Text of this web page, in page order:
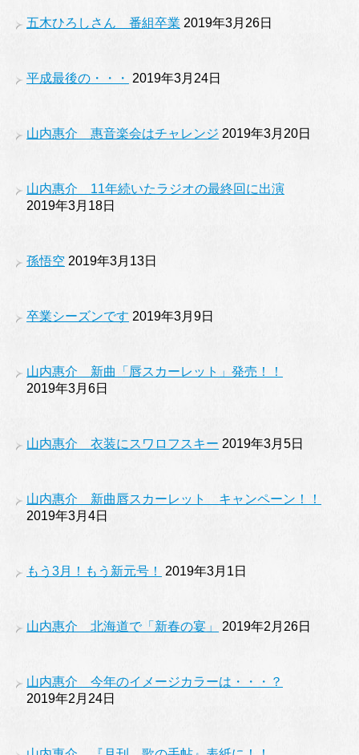
五木ひろしさん 番組卒業 2019年3月26日
平成最後の・・・ 2019年3月24日
山内惠介 惠音楽会はチャレンジ 2019年3月20日
山内惠介 11年続いたラジオの最終回に出演
2019年3月18日
孫悟空 2019年3月13日
卒業シーズンです 2019年3月9日
山内惠介 新曲「唇スカーレット」発売！！
2019年3月6日
山内惠介 衣装にスワロフスキー 2019年3月5日
山内惠介 新曲唇スカーレット キャンペーン！！
2019年3月4日
もう3月！もう新元号！ 2019年3月1日
山内惠介 北海道で「新春の宴」 2019年2月26日
山内惠介 今年のイメージカラーは・・・？
2019年2月24日